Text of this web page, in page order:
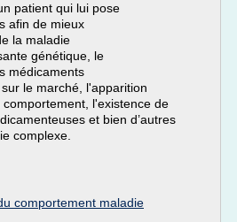
patient qui lui pose
afin de mieux
la maladie
génétique, le
médicaments
le marché, l'apparition
comportement, l'existence de
et bien d’autres
complexe.
comportement maladie